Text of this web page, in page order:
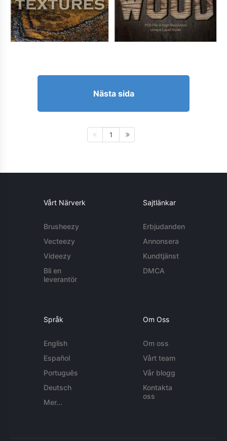
Nästa sida
1
Vårt Närverk
Brusheezy
Vecteezy
Videezy
Bli en
leverantör
Sajtlänkar
Erbjudanden
Annonsera
Kundtjänst
DMCA
Språk
English
Español
Português
Deutsch
Mer...
Om Oss
Om oss
Vårt team
Vår blogg
Kontakta
oss